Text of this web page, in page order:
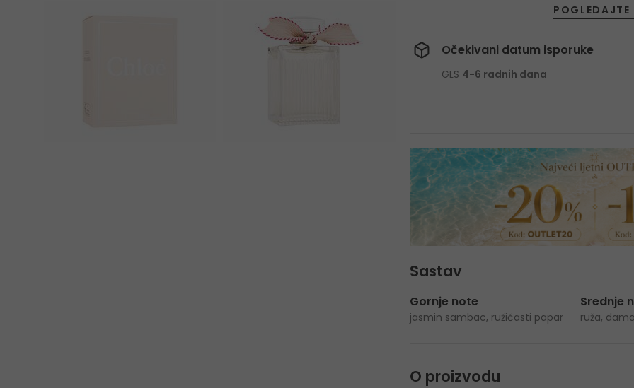
POGLEDAJTE
Očekivani datum isporuke
GLS 4-6 radnih dana
Sastav
Gornje note
jasmin sambac, ružičasti papar
Srednje
ruža,
O proizvodu